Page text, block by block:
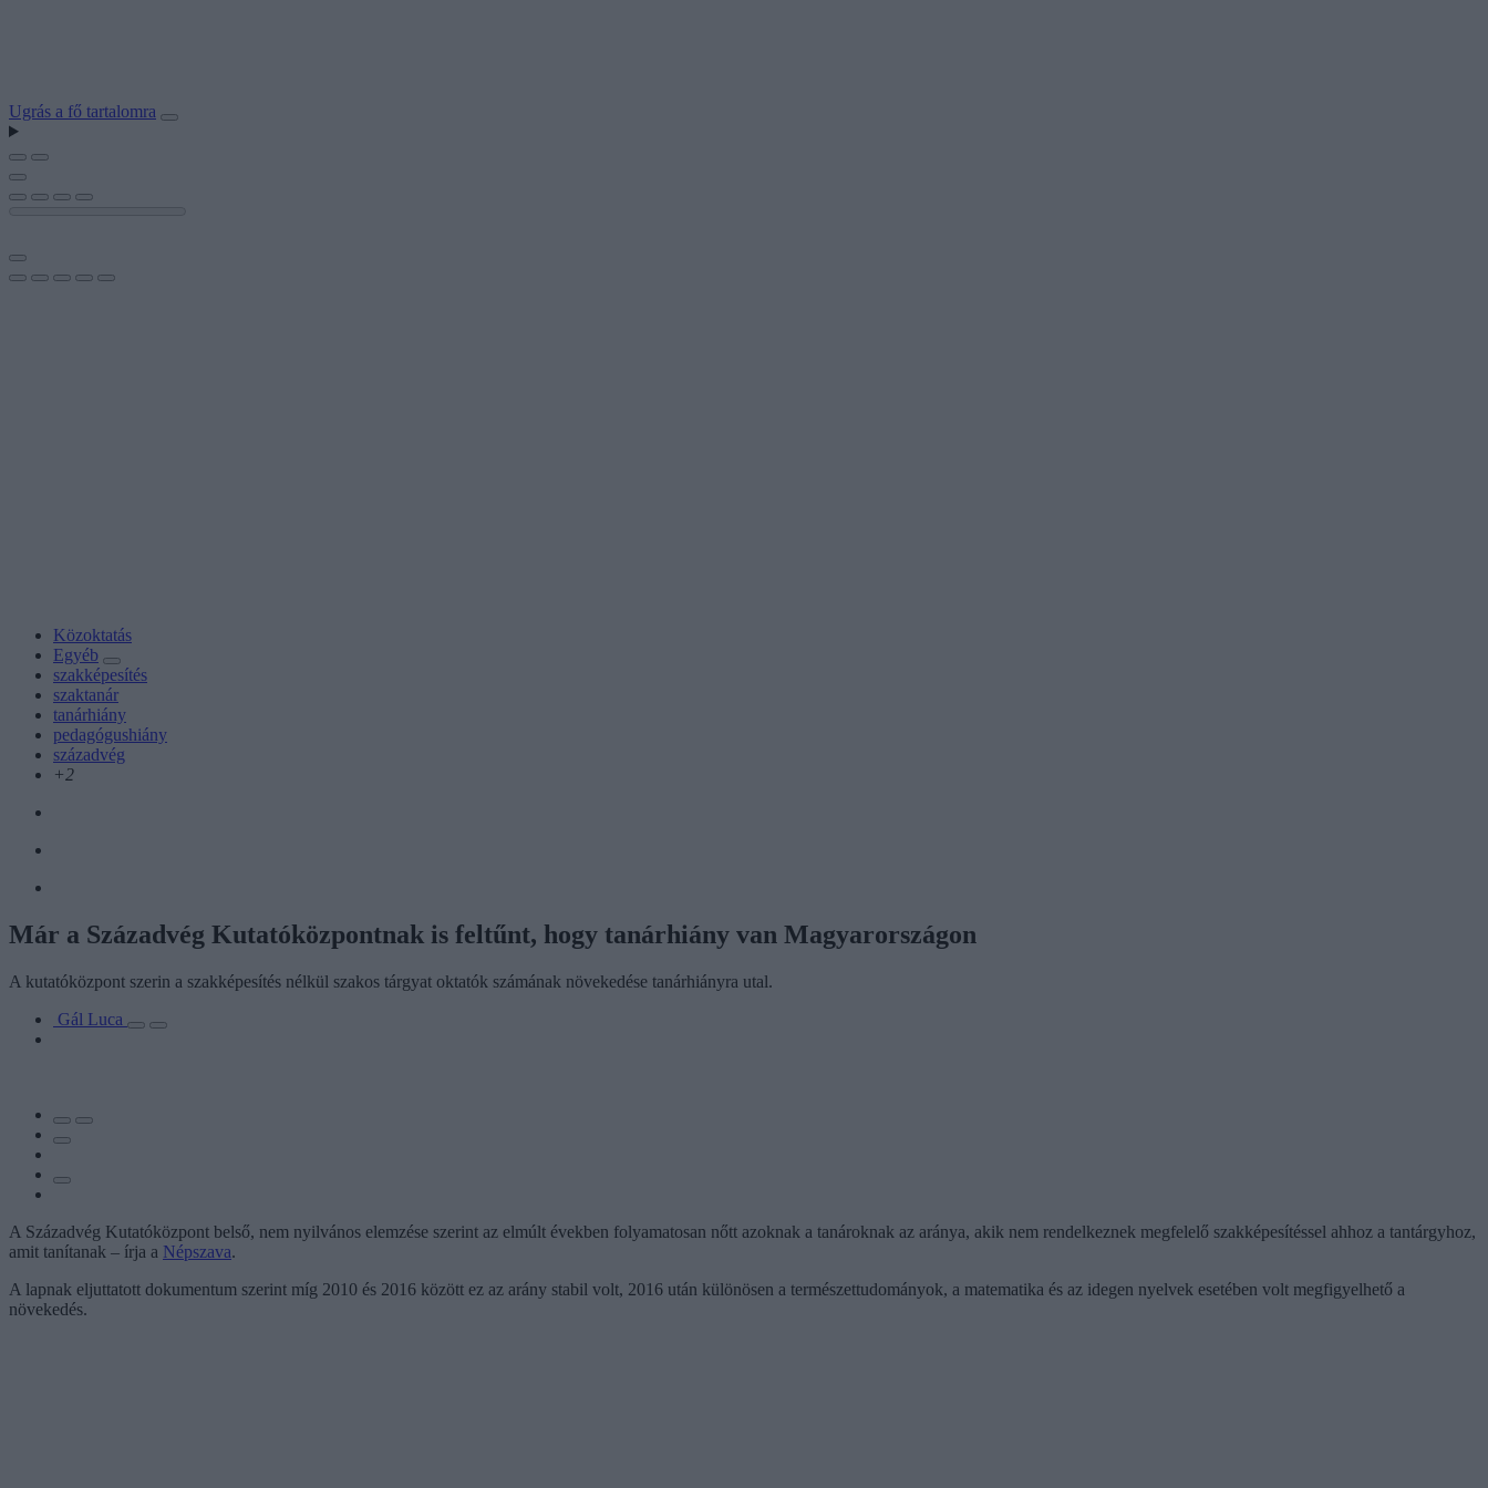
Ugrás a fő tartalomra
Közoktatás
Egyéb
szakképesítés
szaktanár
tanárhiány
pedagógushiány
századvég
+2
Már a Századvég Kutatóközpontnak is feltűnt, hogy tanárhiány van Magyarországon
A kutatóközpont szerin a szakképesítés nélkül szakos tárgyat oktatók számának növekedése tanárhiányra utal.
Gál Luca
A Századvég Kutatóközpont belső, nem nyilvános elemzése szerint az elmúlt években folyamatosan nőtt azoknak a tanároknak az aránya, akik nem rendelkeznek megfelelő szakképesítéssel ahhoz a tantárgyhoz,
amit tanítanak – írja a Népszava.
A lapnak eljuttatott dokumentum szerint míg 2010 és 2016 között ez az arány stabil volt, 2016 után különösen a természettudományok, a matematika és az idegen nyelvek esetében volt megfigyelhető a
növekedés.